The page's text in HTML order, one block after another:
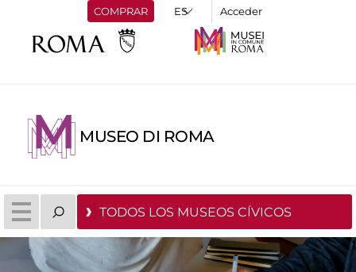
COMPRAR Acceder
MUSEO DI ROMA
TODOS LOS MUSEOS CÍVICOS